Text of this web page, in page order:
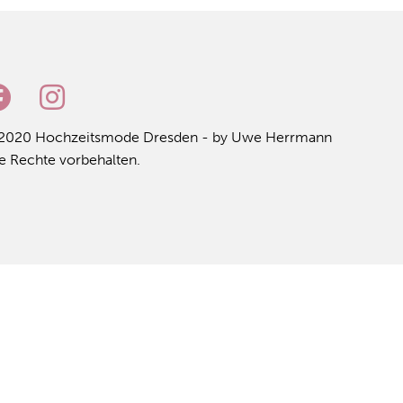
Hoch­zeits­mo­de Dres­den - by Uwe Herr­mann
Rech­te vor­be­hal­ten.